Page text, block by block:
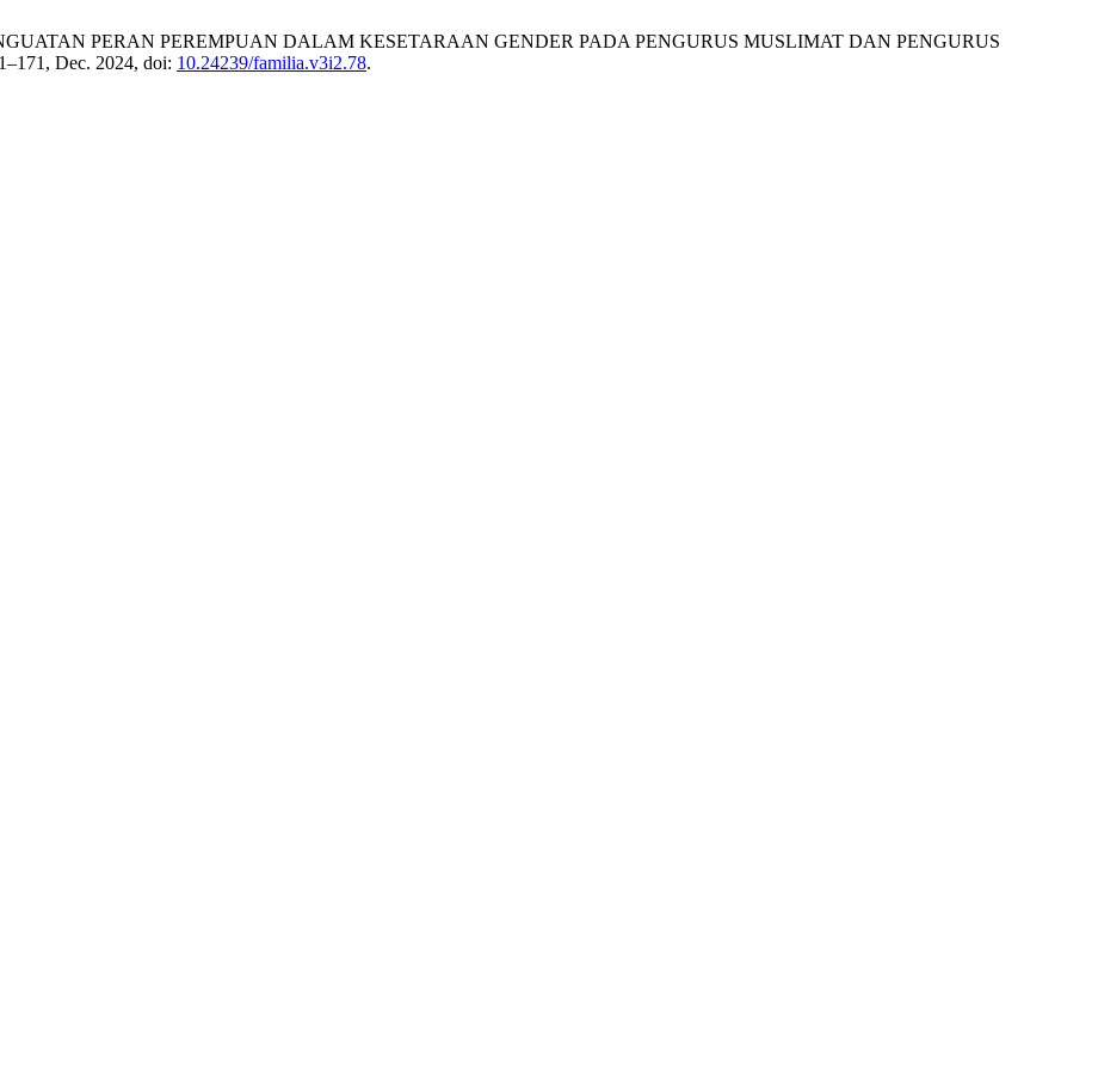
PERAN PEREMPUAN DALAM KESETARAAN GENDER PADA PENGURUS MUSLIMAT DAN PENGURUS
Dec. 2024, doi: 10.24239/familia.v3i2.78.